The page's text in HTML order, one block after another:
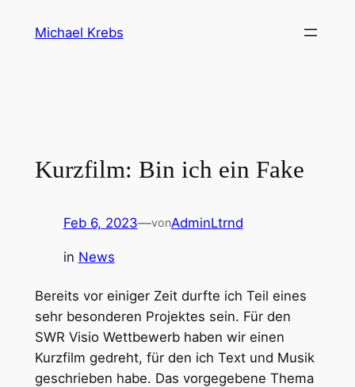
Michael Krebs
Kurzfilm: Bin ich ein Fake
Feb 6, 2023—vonAdminLtrnd
in News
Bereits vor einiger Zeit durfte ich Teil eines
sehr besonderen Projektes sein. Für den
SWR Visio Wettbewerb haben wir einen
Kurzfilm gedreht, für den ich Text und Musik
geschrieben habe. Das vorgegebene Thema